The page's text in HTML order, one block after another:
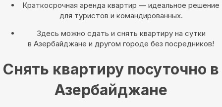
Краткосрочная аренда квартир — идеальное решение
для туристов и командированных.
Здесь можно сдать и снять квартиру на сутки
в Азербайджане и другом городе без посредников!
Снять квартиру посуточно в
Азербайджане